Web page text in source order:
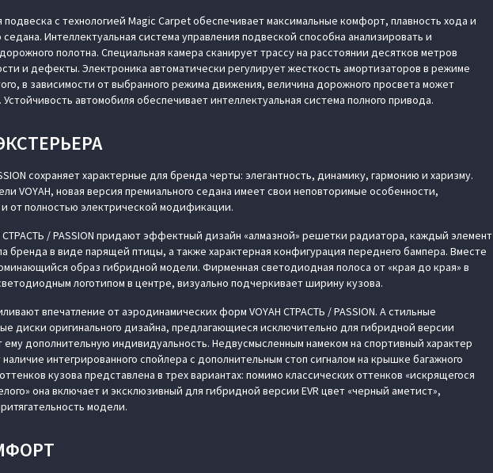
подвеска с технологией Magic Carpet обеспечивает максимальные комфорт, плавность хода и
Интеллектуальная система управления подвеской способна анализировать и
полотна. Специальная камера сканирует трассу на расстоянии десятков метров
и дефекты. Электроника автоматически регулирует жесткость амортизаторов в режиме
в зависимости от выбранного режима движения, величина дорожного просвета может
автомобиля обеспечивает интеллектуальная система полного привода.
сохраняет характерные для бренда черты: элегантность, динамику, гармонию и харизму.
VOYAH, новая версия премиального седана имеет свои неповторимые особенности,
от полностью электрической модификации.
СТРАСТЬ / PASSION придают эффектный дизайн «алмазной» решетки радиатора, каждый элемент
бренда в виде парящей птицы, а также характерная конфигурация переднего бампера. Вместе
образ гибридной модели. Фирменная светодиодная полоса от «края до края» в
логотипом в центре, визуально подчеркивает ширину кузова.
впечатление от аэродинамических форм VOYAH СТРАСТЬ / PASSION. А стильные
диски оригинального дизайна, предлагающиеся исключительно для гибридной версии
ему дополнительную индивидуальность. Недвусмысленным намеком на спортивный характер
интегрированного спойлера с дополнительным стоп сигналом на крышке багажного
кузова представлена в трех вариантах: помимо классических оттенков «искрящегося
она включает и эксклюзивный для гибридной версии EVR цвет «черный аметист»,
модели.